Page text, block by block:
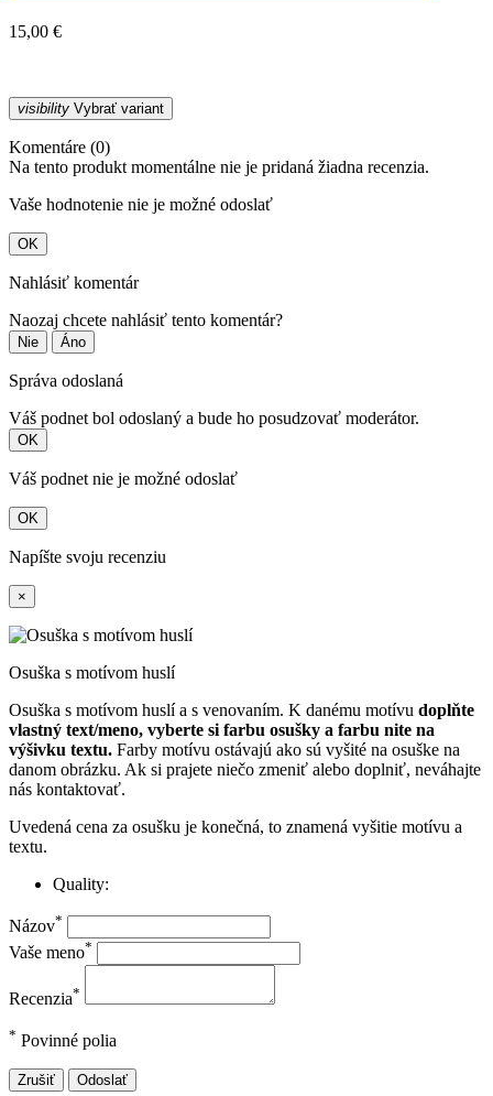
15,00 €
visibility Vybrať variant
Komentáre (0)
Na tento produkt momentálne nie je pridaná žiadna recenzia.
Vaše hodnotenie nie je možné odoslať
OK
Nahlásiť komentár
Naozaj chcete nahlásiť tento komentár?
Nie Áno
Správa odoslaná
Váš podnet bol odoslaný a bude ho posudzovať moderátor.
OK
Váš podnet nie je možné odoslať
OK
Napíšte svoju recenziu
×
Osuška s motívom huslí
Osuška s motívom huslí a s venovaním. K danému motívu doplňte
vlastný text/meno, vyberte si farbu osušky a farbu nite na
výšivku textu. Farby motívu ostávajú ako sú vyšité na osuške na
danom obrázku. Ak si prajete niečo zmeniť alebo doplniť, neváhajte
nás kontaktovať.
Uvedená cena za osušku je konečná, to znamená vyšitie motívu a
textu.
Quality:
Názov*
Vaše meno*
Recenzia*
* Povinné polia
Zrušiť Odoslať